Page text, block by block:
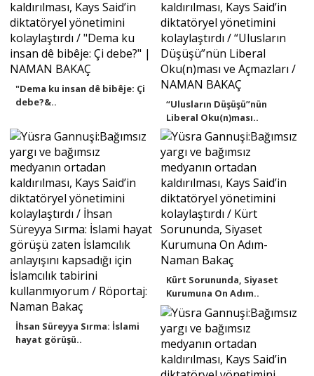
"Dema ku insan dê bibêje: Çi
debe?&..
“Ulusların Düşüşü”nün
Liberal Oku(n)ması..
İhsan Süreyya Sırma: İslami
hayat görüşü..
Kürt Sorununda, Siyaset
Kurumuna On Adım..